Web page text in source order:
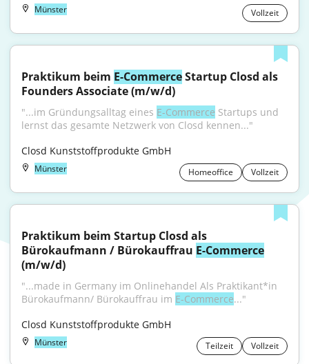
Münster Vollzeit
Praktikum beim E-Commerce Startup Closd als
Founders Associate (m/w/d)
"...im Gründungsalltag eines E-Commerce Startups und
lernst das gesamte Netzwerk von Closd kennen..."
Closd Kunststoffprodukte GmbH
Münster Homeoffice Vollzeit
Praktikum beim Startup Closd als
Bürokaufmann / Bürokauffrau E-Commerce
(m/w/d)
"...made in Germany im Onlinehandel Als Praktikant*in
Bürokaufmann/ Bürokauffrau im E-Commerce..."
Closd Kunststoffprodukte GmbH
Münster Teilzeit Vollzeit